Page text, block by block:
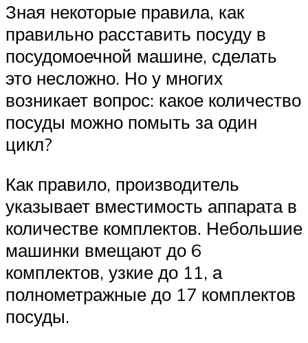
Зная некоторые правила, как
правильно расставить посуду в
посудомоечной машине, сделать
это несложно. Но у многих
возникает вопрос: какое количество
посуды можно помыть за один
цикл?
Как правило, производитель
указывает вместимость аппарата в
количестве комплектов. Небольшие
машинки вмещают до 6
комплектов, узкие до 11, а
полнометражные до 17 комплектов
посуды.